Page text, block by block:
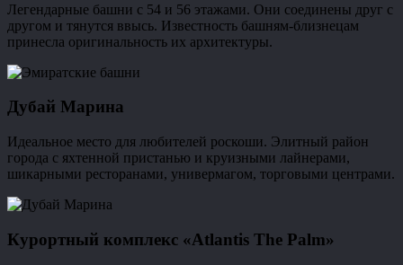
Легендарные башни с 54 и 56 этажами. Они соединены друг с
другом и тянутся ввысь. Известность башням-близнецам
принесла оригинальность их архитектуры.
Дубай Марина
Идеальное место для любителей роскоши. Элитный район
города с яхтенной пристанью и круизными лайнерами,
шикарными ресторанами, универмагом, торговыми центрами.
Курортный комплекс «Atlantis The Palm»